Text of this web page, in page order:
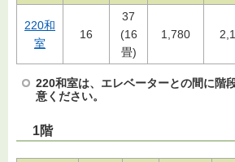
220和
室
16
37
(16
畳)
1,780
220和室は、エレベーターとの間に階
意ください。
1階